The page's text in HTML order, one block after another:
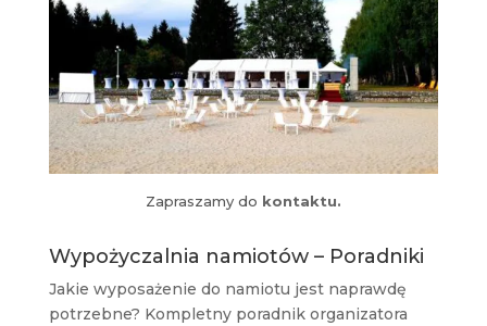
Zapraszamy do kontaktu.
Wypożyczalnia namiotów – Poradniki
Jakie wyposażenie do namiotu jest naprawdę
potrzebne? Kompletny poradnik organizatora